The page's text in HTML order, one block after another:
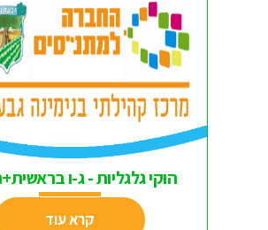
הוקי גלגליות - ג-ו
קרא עוד